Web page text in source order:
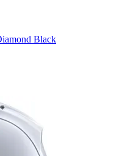
Black